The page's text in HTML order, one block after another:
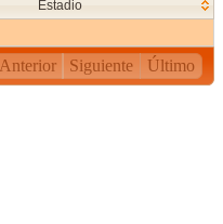
Estadio
Anterior Siguiente Último